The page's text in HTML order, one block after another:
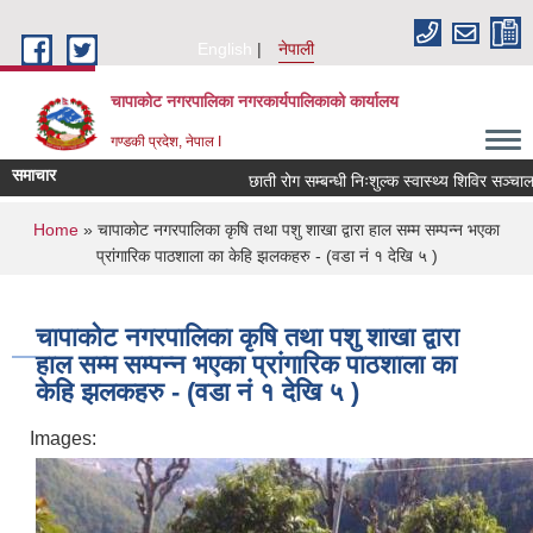
English
नेपाली
चापाकोट नगरपालिका नगरकार्यपालिकाको कार्यालय
गण्डकी प्रदेश, नेपाल I
समाचार छाती रोग सम्बन्धी निःशुल्क स्वास्थ्य शिविर सञ्चालन
You are here
Home » चापाकोट नगरपालिका कृषि तथा पशु शाखा द्वारा हाल सम्म सम्पन्न भएका
प्रांगारिक पाठशाला का केहि झलकहरु - (वडा नं १ देखि ५ )
चापाकोट नगरपालिका कृषि तथा पशु शाखा द्वारा
हाल सम्म सम्पन्न भएका प्रांगारिक पाठशाला का
केहि झलकहरु - (वडा नं १ देखि ५ )
Images: